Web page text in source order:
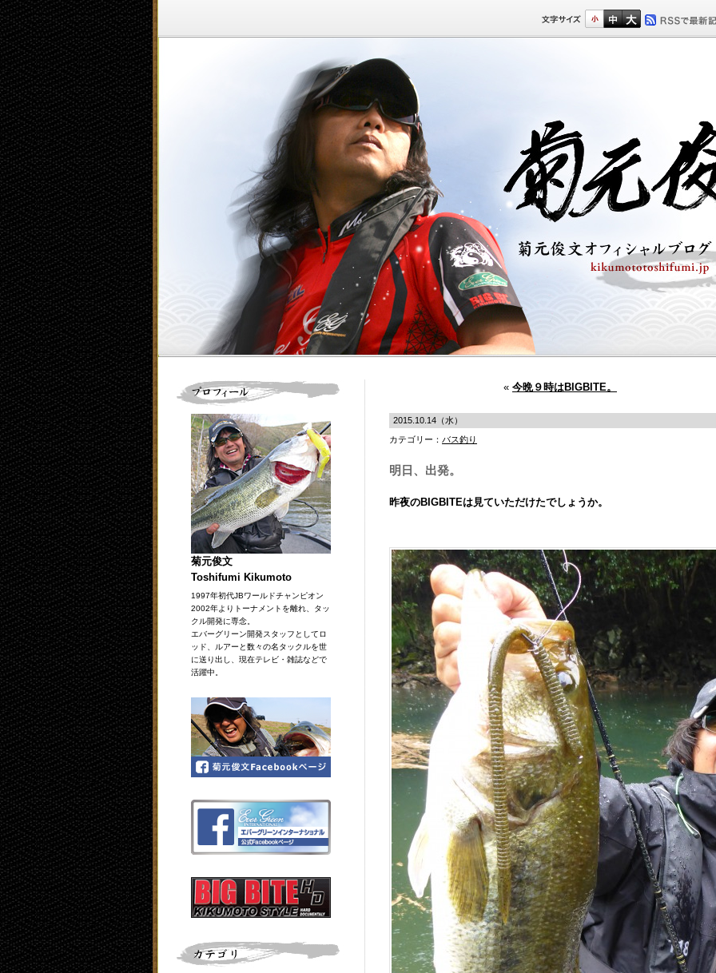
菊元俊文
Toshifumi Kikumoto
1997年初代JBワールドチャンピオン
2002年よりトーナメントを離れ、タッ
クル開発に専念。
エバーグリーン開発スタッフとしてロ
ッド、ルアーと数々の名タックルを世
に送り出し、現在テレビ・雑誌などで
活躍中。
« 今晩９時はBIGBITE。
2015.10.14（水）
カテゴリー： バス釣り
明日、出発。
昨夜のBIGBITEは見ていただけたでしょうか。